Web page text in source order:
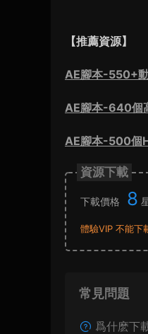
【推薦資源】
AE腳本-550+
AE腳本-640個
AE腳本-500個
資源下載
下載價格 8
體驗VIP 不能下
常見問題
爲什麽下